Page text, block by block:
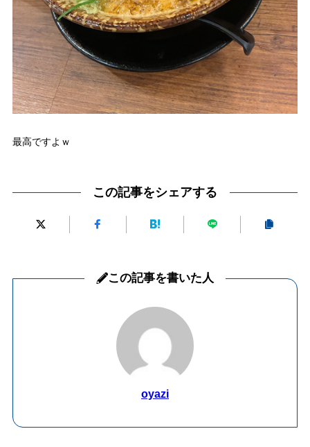
最高ですよｗ
この記事をシェアする
この記事を書いた人
oyazi